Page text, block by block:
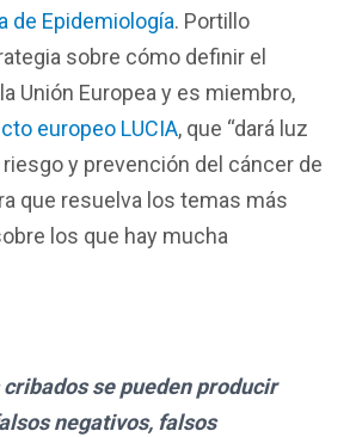
de Epidemiología. Portillo
sobre cómo definir el
Unión Europea y es miembro,
europeo LUCIA, que “dará luz
y prevención del cáncer de
que resuelva los temas más
los que hay mucha
cribados se pueden producir
negativos, falsos